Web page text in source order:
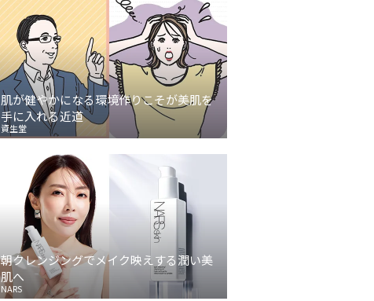
肌が健やかになる環境作りこそが美肌を
手に入れる近道
資生堂
朝クレンジングでメイク映えする潤い美
肌へ
NARS